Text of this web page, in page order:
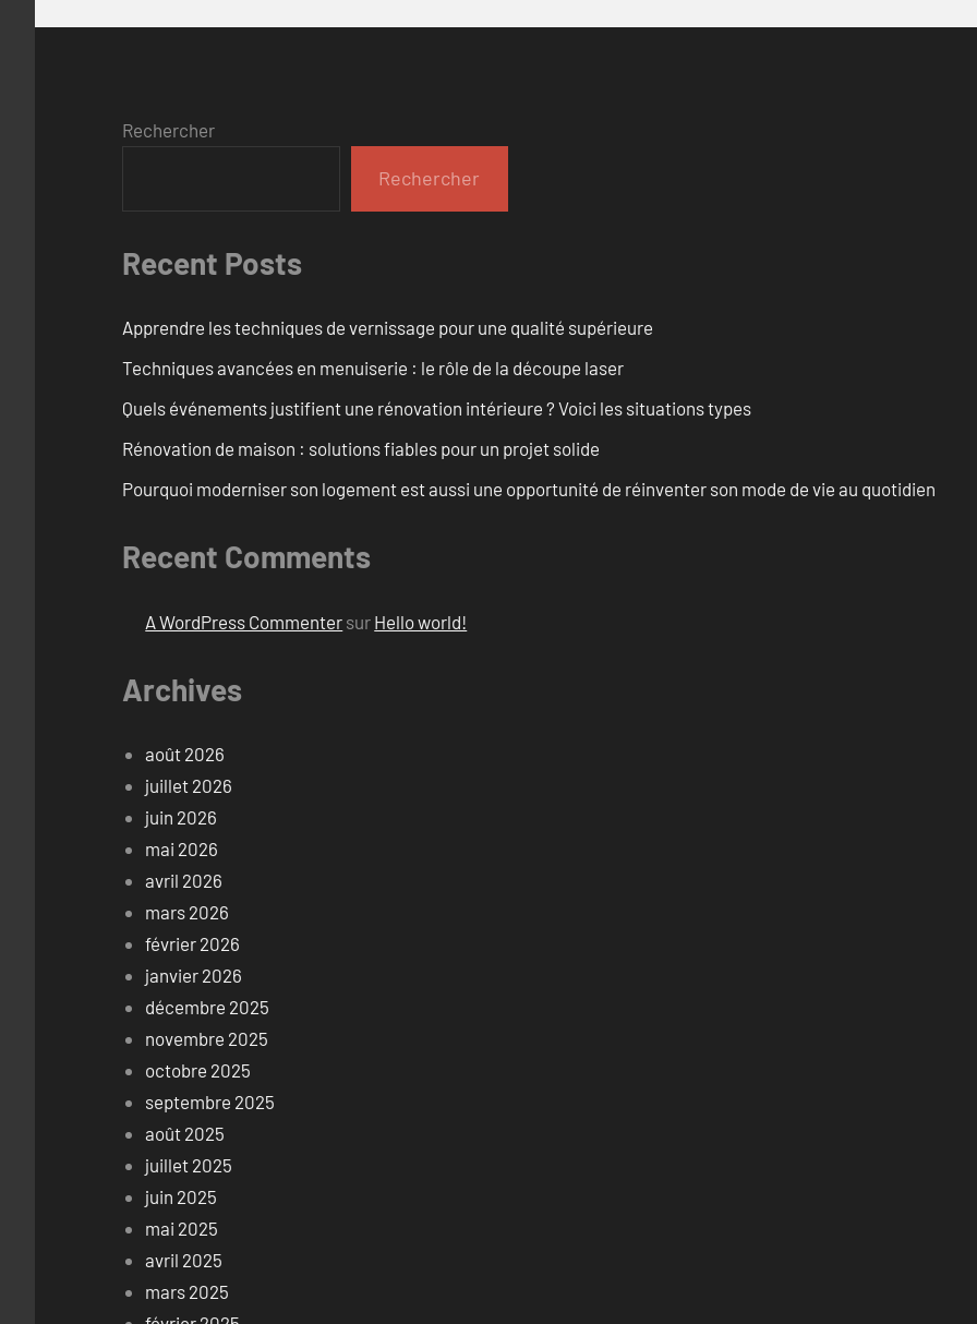
Rechercher
Rechercher
Recent Posts
Apprendre les techniques de vernissage pour une qualité supérieure
Techniques avancées en menuiserie : le rôle de la découpe laser
Quels événements justifient une rénovation intérieure ? Voici les situations types
Rénovation de maison : solutions fiables pour un projet solide
Pourquoi moderniser son logement est aussi une opportunité de réinventer son mode de vie au quotidien
Recent Comments
A WordPress Commenter sur Hello world!
Archives
août 2026
juillet 2026
juin 2026
mai 2026
avril 2026
mars 2026
février 2026
janvier 2026
décembre 2025
novembre 2025
octobre 2025
septembre 2025
août 2025
juillet 2025
juin 2025
mai 2025
avril 2025
mars 2025